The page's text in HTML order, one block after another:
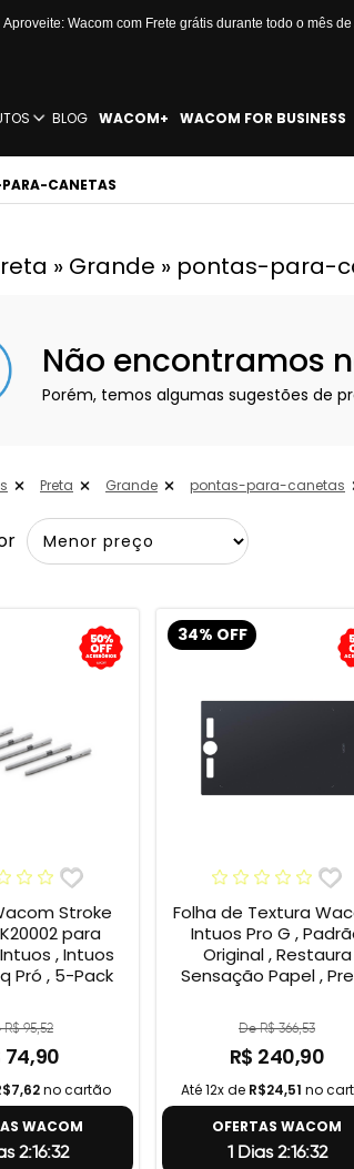
Aproveite: Wacom com Frete grátis durante todo o mês
BLOG WACOM+ WACOM FOR BUSINESS
CANETAS
» Grande » pontas-para-
Não encontramos
Porém, temos algumas sugestões de
Preta Grande pontas-para-canetas
Stroke
para
, Intuos
Pró , 5-Pack
R$ 95,52
74,90
no cartão
WACOM
2:16:31
34% OFF
Folha de Textura
Intuos Pro G ,
Original , Restaura
Sensação Papel ,
De R$ 366,53
R$ 240,90
Até 12x de R$24,51 no
OFERTAS WACOM
1 Dias 2:16:31